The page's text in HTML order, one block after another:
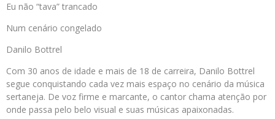
Eu não “tava” trancado
Num cenário congelado
Danilo Bottrel
Com 30 anos de idade e mais de 18 de carreira, Danilo Bottrel
segue conquistando cada vez mais espaço no cenário da música
sertaneja. De voz firme e marcante, o cantor chama atenção por
onde passa pelo belo visual e suas músicas apaixonadas.